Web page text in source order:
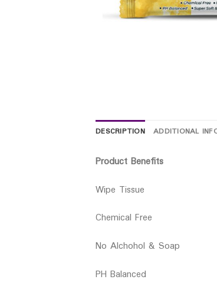
DESCRIPTION ADDITIONAL
Product Benefits
Wipe Tissue
Chemical Free
No Alchohol & Soap
PH Balanced